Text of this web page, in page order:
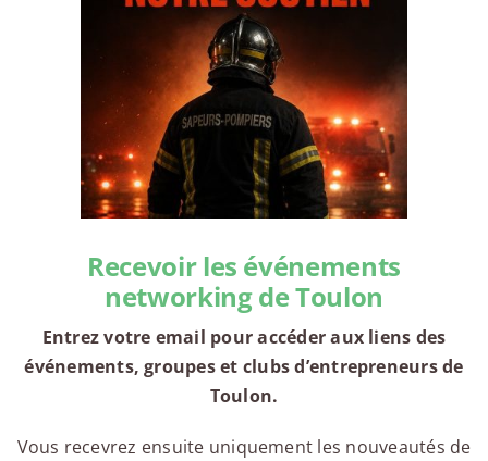
Recevoir les événements
networking de Toulon
Entrez votre email pour accéder aux liens des
événements, groupes et clubs d’entrepreneurs de
Toulon.
Vous recevrez ensuite uniquement les nouveautés de